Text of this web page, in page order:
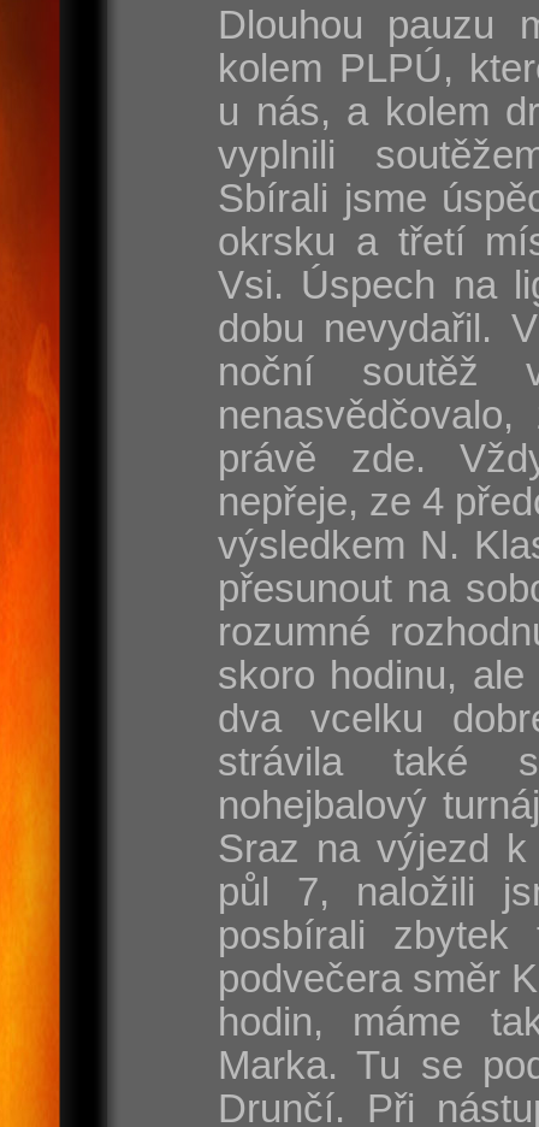
Dlouhou pauzu
kolem PLPÚ,
u nás, a kolem
vyplnili
Sbírali jsme
okrsku a třetí
Vsi. Úspech na
dobu nevydařil.
noční soutěž
právě zde.
nepřeje, ze 4
výsledkem N.
přesunout na
rozumné
skoro hodinu,
dva vcelku
strávila také
nohejbalový
Sraz na výjezd
půl 7, naložili
posbírali
podvečera směr
hodin, máme
Marka. Tu se
Drunčí. Při